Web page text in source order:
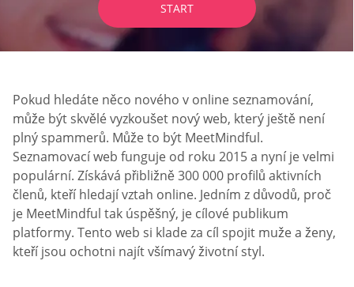
START
Pokud hledáte něco nového v online seznamování,
může být skvělé vyzkoušet nový web, který ještě není
plný spammerů. Může to být MeetMindful.
Seznamovací web funguje od roku 2015 a nyní je velmi
populární. Získává přibližně 300 000 profilů aktivních
členů, kteří hledají vztah online. Jedním z důvodů, proč
je MeetMindful tak úspěšný, je cílové publikum
platformy. Tento web si klade za cíl spojit muže a ženy,
kteří jsou ochotni najít všímavý životní styl.